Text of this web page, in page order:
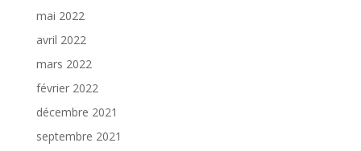
mai 2022
avril 2022
mars 2022
février 2022
décembre 2021
septembre 2021